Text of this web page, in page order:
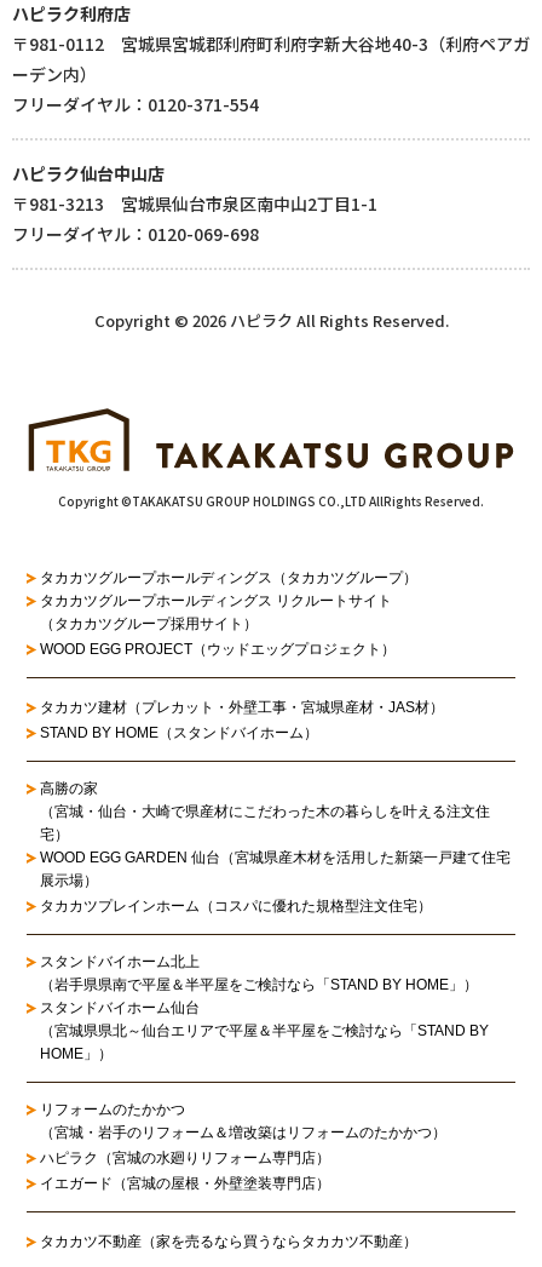
ハピラク利府店
〒981-0112 宮城県宮城郡利府町利府字新大谷地40-3（利府ペアガ
ーデン内）
フリーダイヤル：0120-371-554
ハピラク仙台中山店
〒981-3213 宮城県仙台市泉区南中山2丁目1-1
フリーダイヤル：0120-069-698
Copyright © 2026 ハピラク All Rights Reserved.
Copyright ©TAKAKATSU GROUP HOLDINGS CO.,LTD AllRights Reserved.
タカカツグループホールディングス（タカカツグループ）
タカカツグループホールディングス リクルートサイト
（タカカツグループ採用サイト）
WOOD EGG PROJECT（ウッドエッグプロジェクト）
タカカツ建材（プレカット・外壁工事・宮城県産材・JAS材）
STAND BY HOME（スタンドバイホーム）
高勝の家
（宮城・仙台・大崎で県産材にこだわった木の暮らしを叶える注文住
宅）
WOOD EGG GARDEN 仙台（宮城県産木材を活用した新築一戸建て住宅
展示場）
タカカツプレインホーム（コスパに優れた規格型注文住宅）
スタンドバイホーム北上
（岩手県県南で平屋＆半平屋をご検討なら「STAND BY HOME」）
スタンドバイホーム仙台
（宮城県県北～仙台エリアで平屋＆半平屋をご検討なら「STAND BY
HOME」）
リフォームのたかかつ
（宮城・岩手のリフォーム＆増改築はリフォームのたかかつ）
ハピラク（宮城の水廻りリフォーム専門店）
イエガード（宮城の屋根・外壁塗装専門店）
タカカツ不動産（家を売るなら買うならタカカツ不動産）